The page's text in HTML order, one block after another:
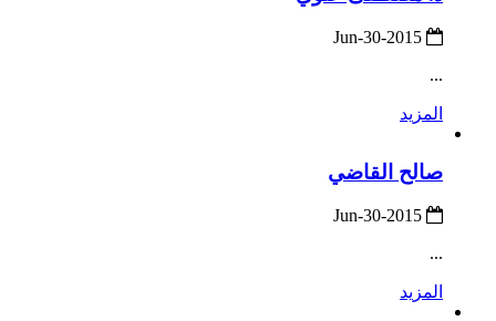
...
المزيد
صالح القاضي
...
المزيد